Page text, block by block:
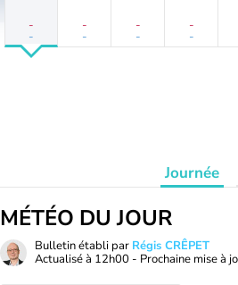
-
-
-
-
-
-
-
-
Journée
MÉTÉO DU JOUR
Bulletin établi par Régis CRÊPET
Actualisé à 12h00 - Prochaine mise à